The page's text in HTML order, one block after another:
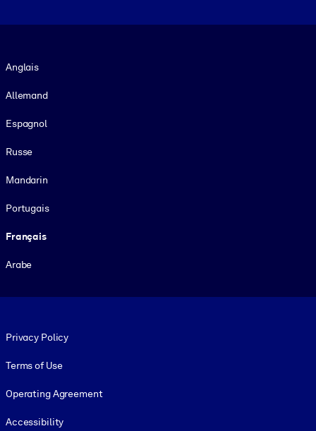
Anglais
Allemand
Espagnol
Russe
Mandarin
Portugais
Français
Arabe
Privacy Policy
Terms of Use
Operating Agreement
Accessibility